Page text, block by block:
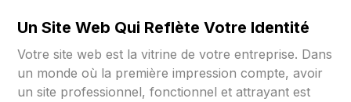
Un Site Web Qui Reflète Votre Identité
Votre site web est la vitrine de votre entreprise. Dans
un monde où la première impression compte, avoir
un site professionnel, fonctionnel et attrayant est